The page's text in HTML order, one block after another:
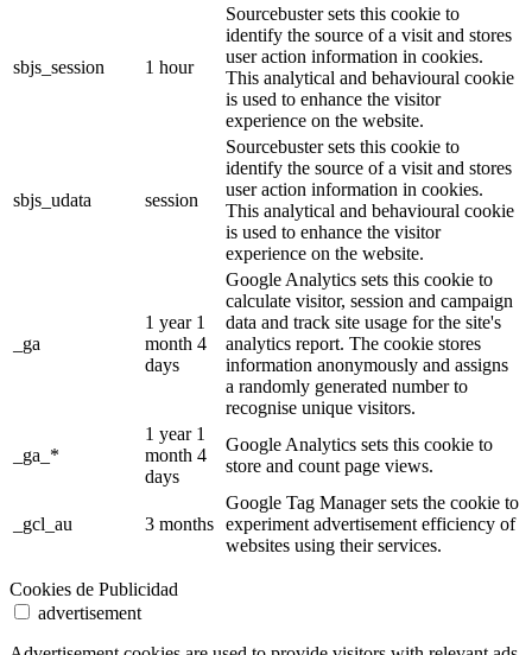
sbjs_session 1 hour
Sourcebuster sets this cookie to
identify the source of a visit and stores
user action information in cookies.
This analytical and behavioural cookie
is used to enhance the visitor
experience on the website.
sbjs_udata session
Sourcebuster sets this cookie to
identify the source of a visit and stores
user action information in cookies.
This analytical and behavioural cookie
is used to enhance the visitor
experience on the website.
_ga
1 year 1
month 4
days
Google Analytics sets this cookie to
calculate visitor, session and campaign
data and track site usage for the site's
analytics report. The cookie stores
information anonymously and assigns
a randomly generated number to
recognise unique visitors.
_ga_*
1 year 1
month 4
days
Google Analytics sets this cookie to
store and count page views.
_gcl_au 3 months
Google Tag Manager sets the cookie to
experiment advertisement efficiency of
websites using their services.
Cookies de Publicidad
advertisement